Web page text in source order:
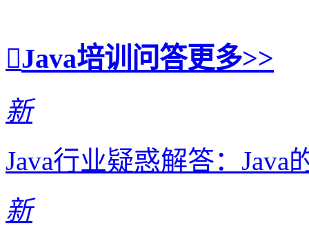
Java培训问答更多>>
新
Java行业疑惑解答：
新